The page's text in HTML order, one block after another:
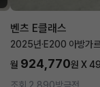
벤츠 E클래스
2025년·E200 아방가
월 924,770원 X